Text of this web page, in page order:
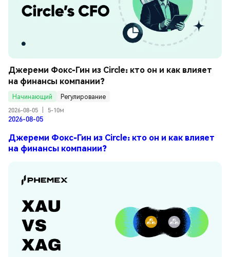
Джереми Фокс-Гин из Circle: кто он и как влияет
на финансы компании?
Начинающий
Регулирование
2026-08-05
5-10м
2026-08-05
Джереми Фокс-Гин из Circle: кто он и как влияет
на финансы компании?